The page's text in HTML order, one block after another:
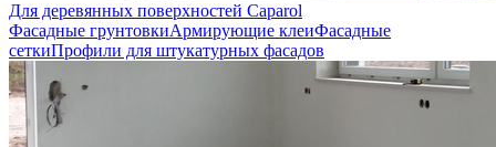
Для деревянных поверхностей Caparol
Фасадные грунтовкиАрмирующие клеиФасадные
сеткиПрофили для штукатурных фасадов